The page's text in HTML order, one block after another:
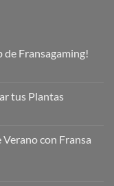
de Fransagaming!
tus Plantas
con Fransa